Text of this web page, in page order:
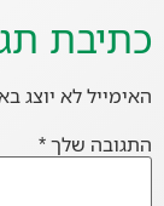
כתיבת
האימייל לא יוצג
התגובה שלך*